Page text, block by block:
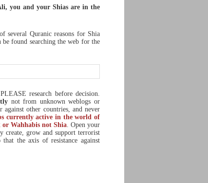
you and your Shias are in the
several Quranic reasons for Shia
be found searching the web for the
research before decision.
not from unknown weblogs or
other countries, and never
currently active in the world of
Wahhabis not Shia. Open your
create, grow and support terrorist
the axis of resistance against